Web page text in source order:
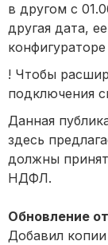
в другом с
другая дата,
! Чтобы
подключения
Данная
здесь
должны
НДФЛ.
Обновление
Добавил